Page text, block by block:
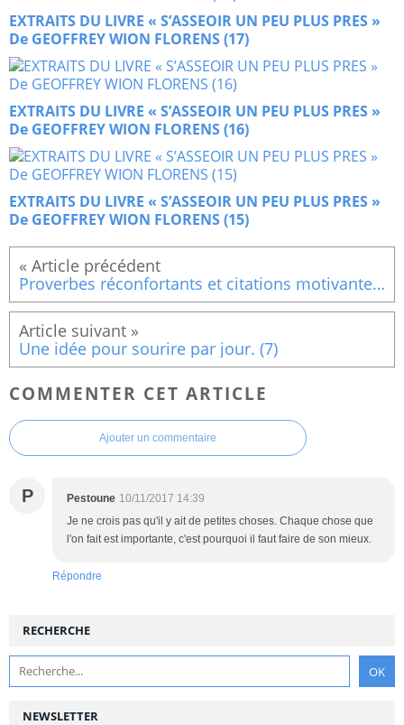
EXTRAITS DU LIVRE « S’ASSEOIR UN PEU PLUS PRES »
De GEOFFREY WION FLORENS (17)
EXTRAITS DU LIVRE « S’ASSEOIR UN PEU PLUS PRES »
De GEOFFREY WION FLORENS (16)
EXTRAITS DU LIVRE « S’ASSEOIR UN PEU PLUS PRES »
De GEOFFREY WION FLORENS (15)
Proverbes réconfortants et citations motivantes (5)
Une idée pour sourire par jour. (7)
COMMENTER CET ARTICLE
Ajouter un commentaire
P Pestoune 10/11/2017 14:39
Je ne crois pas qu'il y ait de petites choses. Chaque chose que
l'on fait est importante, c'est pourquoi il faut faire de son mieux.
Répondre
NEWSLETTER
RECHERCHE